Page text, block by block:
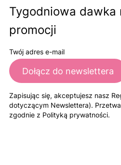
Tygodniowa dawka
promocji
Twój adres e-mail
Dołącz do newslettera
Zapisując się, akceptujesz nasz
dotyczącym Newslettera).
zgodnie z Polityką prywatności.